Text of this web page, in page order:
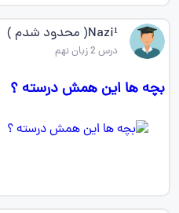
Nazi¹( محدود شدم )
درس 2 زبان نهم
بچه ها این همش درسته ؟